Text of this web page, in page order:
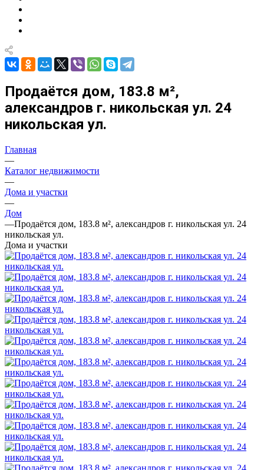
Продаётся дом, 183.8 м²,
александров г. никольская ул. 24
никольская ул.
Главная
—
Каталог недвижимости
—
Дома и участки
—
Дом
—Продаётся дом, 183.8 м², александров г. никольская ул. 24
никольская ул.
Дома и участки